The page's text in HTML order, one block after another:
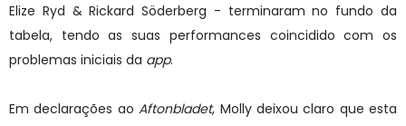
Elize Ryd & Rickard Söderberg - terminaram no fundo da
tabela, tendo as suas performances coincidido com os
problemas iniciais da app.
Em declarações aoAftonbladet, Molly deixou claro que esta